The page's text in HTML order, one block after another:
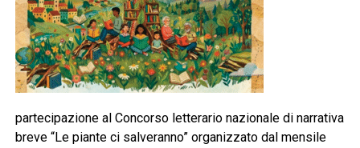
partecipazione al Concorso letterario nazionale di narrativa
breve “Le piante ci salveranno” organizzato dal mensile